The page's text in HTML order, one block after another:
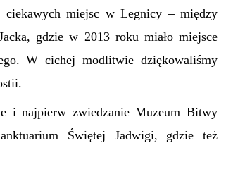
ciekawych miejsc w Legnicy – między
gdzie w 2013 roku miało miejsce
W cichej modlitwie dziękowaliśmy
i najpierw zwiedzanie Muzeum Bitwy
Świętej Jadwigi, gdzie też